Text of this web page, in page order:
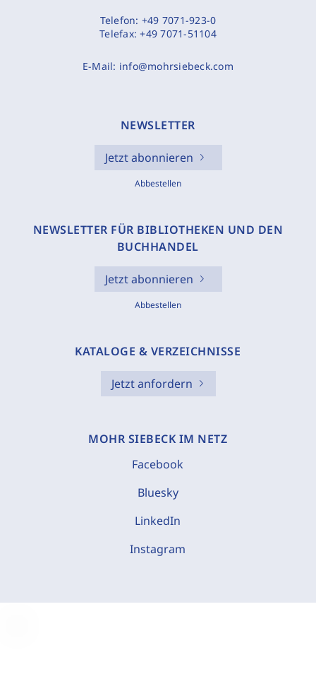
Telefon: +49 7071-923-0
Telefax:+49 7071-51104
E-Mail: info@mohrsiebeck.com
NEWSLETTER
Jetzt abonnieren
Abbestellen
NEWSLETTER FÜR BIBLIOTHEKEN UND DEN
BUCHHANDEL
Jetzt abonnieren
Abbestellen
KATALOGE & VERZEICHNISSE
Jetzt anfordern
MOHR SIEBECK IM NETZ
Facebook
Bluesky
LinkedIn
Instagram